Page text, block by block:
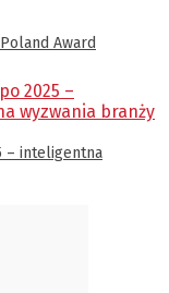
BEST of Industry – MM Poland Award
– inteligentna